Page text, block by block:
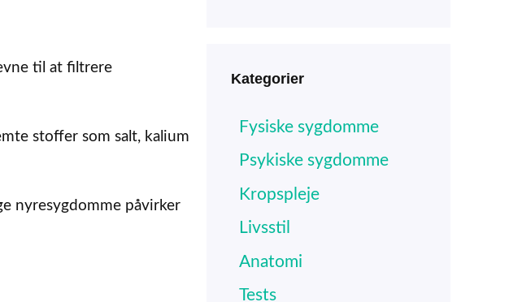
til at filtrere
stoffer som salt, kalium
nyresygdomme påvirker
Kategorier
Fysiske sygdomme
Psykiske sygdomme
Kropspleje
Livsstil
Anatomi
Tests